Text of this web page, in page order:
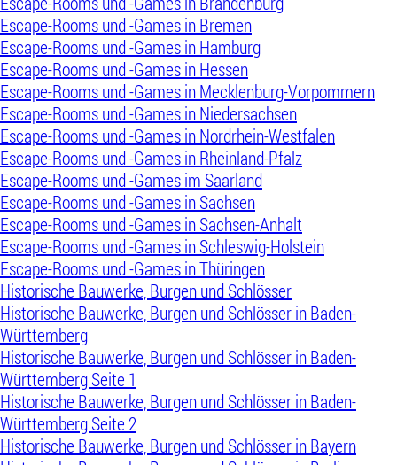
Escape-Rooms und -Games in Bremen
Escape-Rooms und -Games in Hamburg
Escape-Rooms und -Games in Hessen
Escape-Rooms und -Games in Mecklenburg-Vorpommern
Escape-Rooms und -Games in Niedersachsen
Escape-Rooms und -Games in Nordrhein-Westfalen
Escape-Rooms und -Games in Rheinland-Pfalz
Escape-Rooms und -Games im Saarland
Escape-Rooms und -Games in Sachsen
Escape-Rooms und -Games in Sachsen-Anhalt
Escape-Rooms und -Games in Schleswig-Holstein
Escape-Rooms und -Games in Thüringen
Historische Bauwerke, Burgen und Schlösser
Historische Bauwerke, Burgen und Schlösser in Baden-
Württemberg
Historische Bauwerke, Burgen und Schlösser in Baden-
Württemberg Seite 1
Historische Bauwerke, Burgen und Schlösser in Baden-
Württemberg Seite 2
Historische Bauwerke, Burgen und Schlösser in Bayern